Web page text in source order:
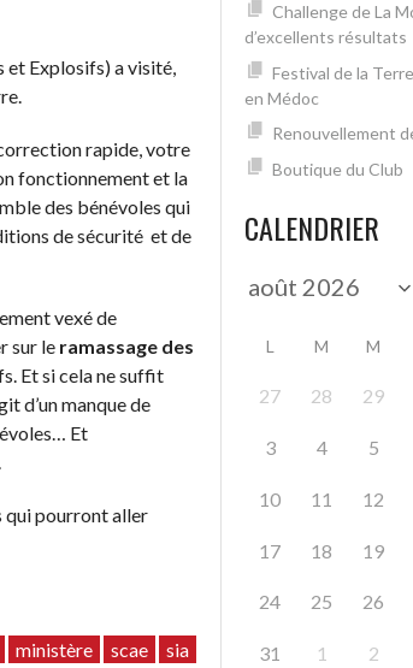
et Explosifs) a visité,
rapide, votre
fonctionnement et la
des bénévoles qui
de sécurité et de
vexé de
sur le ramassage des
Et si cela ne suffit
d’un manque de
Et
qui pourront aller
ministère scae sia
Challenge de La
d’excellents résultats
Festival de la
en Médoc
Renouvellement
Boutique du Club
CALENDRIER
L M M
27 28 29
3 4 5
10 11 12
17 18 19
24 25 26
31 1 2